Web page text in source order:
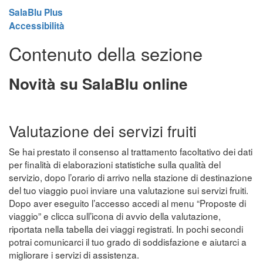
SalaBlu Plus
Accessibilità
Contenuto della sezione
Novità su SalaBlu online
Valutazione dei servizi fruiti
Se hai prestato il consenso al trattamento facoltativo dei dati
per finalità di elaborazioni statistiche sulla qualità del
servizio, dopo l’orario di arrivo nella stazione di destinazione
del tuo viaggio puoi inviare una valutazione sui servizi fruiti.
Dopo aver eseguito l’accesso accedi al menu “Proposte di
viaggio” e clicca sull’icona di avvio della valutazione,
riportata nella tabella dei viaggi registrati. In pochi secondi
potrai comunicarci il tuo grado di soddisfazione e aiutarci a
migliorare i servizi di assistenza.